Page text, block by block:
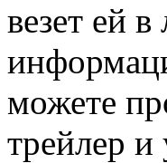
везет ей
можете
трейлер